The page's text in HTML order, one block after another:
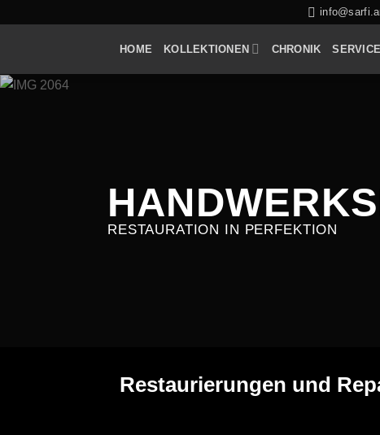
HOME KOLLEKTIONEN CHRONIK SERVICE
RESTAURATION IN PERFEKTION
Restaurierungen und